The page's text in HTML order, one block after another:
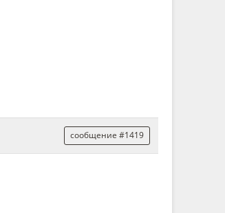
сообщение #1419